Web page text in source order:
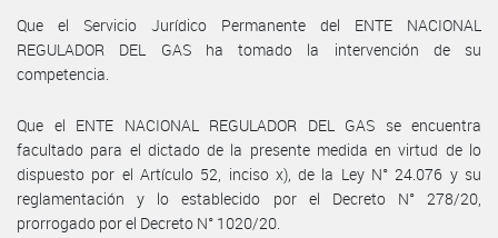
Que el Servicio Jurídico Permanente del ENTE NACIONAL
REGULADOR DEL GAS ha tomado la intervención de su
competencia.
Que el ENTE NACIONAL REGULADOR DEL GAS se encuentra
facultado para el dictado de la presente medida en virtud de lo
dispuesto por el Artículo 52, inciso x), de la Ley N° 24.076 y su
reglamentación y lo establecido por el Decreto N° 278/20,
prorrogado por el Decreto N° 1020/20.